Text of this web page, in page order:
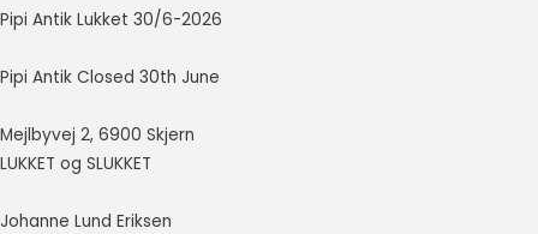
Pipi Antik Lukket 30/6-2026
Pipi Antik Closed 30th June
Mejlbyvej 2, 6900 Skjern
LUKKET og SLUKKET
Johanne Lund Eriksen